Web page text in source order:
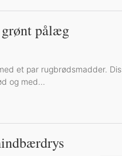
grønt pålæg
et par rugbrødsmadder.
og med...